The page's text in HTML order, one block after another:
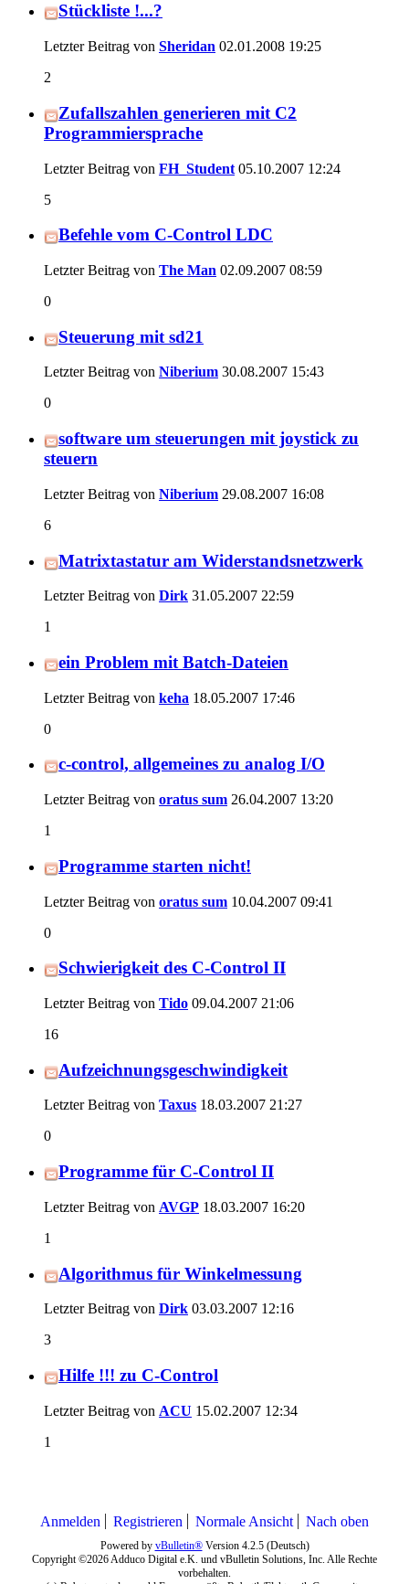
Stückliste !...?
Letzter Beitrag von Sheridan 02.01.2008 19:25
2
Zufallszahlen generieren mit C2
Programmiersprache
Letzter Beitrag von FH_Student 05.10.2007 12:24
5
Befehle vom C-Control LDC
Letzter Beitrag von The Man 02.09.2007 08:59
0
Steuerung mit sd21
Letzter Beitrag von Niberium 30.08.2007 15:43
0
software um steuerungen mit joystick zu
steuern
Letzter Beitrag von Niberium 29.08.2007 16:08
6
Matrixtastatur am Widerstandsnetzwerk
Letzter Beitrag von Dirk 31.05.2007 22:59
1
ein Problem mit Batch-Dateien
Letzter Beitrag von keha 18.05.2007 17:46
0
c-control, allgemeines zu analog I/O
Letzter Beitrag von oratus sum 26.04.2007 13:20
1
Programme starten nicht!
Letzter Beitrag von oratus sum 10.04.2007 09:41
0
Schwierigkeit des C-Control II
Letzter Beitrag von Tido 09.04.2007 21:06
16
Aufzeichnungsgeschwindigkeit
Letzter Beitrag von Taxus 18.03.2007 21:27
0
Programme für C-Control II
Letzter Beitrag von AVGP 18.03.2007 16:20
1
Algorithmus für Winkelmessung
Letzter Beitrag von Dirk 03.03.2007 12:16
3
Hilfe !!! zu C-Control
Letzter Beitrag von ACU 15.02.2007 12:34
1
Anmelden Registrieren Normale Ansicht Nach oben
Powered by vBulletin®Version 4.2.5 (Deutsch)
Copyright ©2026 Adduco Digital e.K. und vBulletin Solutions, Inc. Alle Rechte
vorbehalten.